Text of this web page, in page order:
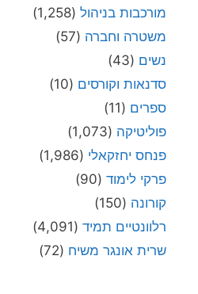
מורכבות בניהול (1,258)
משטרה וחברה (57)
נשים (43)
סדנאות וקורסים (10)
ספרים (11)
פוליטיקה (1,073)
פנחס יחזקאלי (1,986)
פרקי לימוד (90)
קורונה (150)
רלוונטיים תמיד (4,091)
שרית אונגר משיח (72)